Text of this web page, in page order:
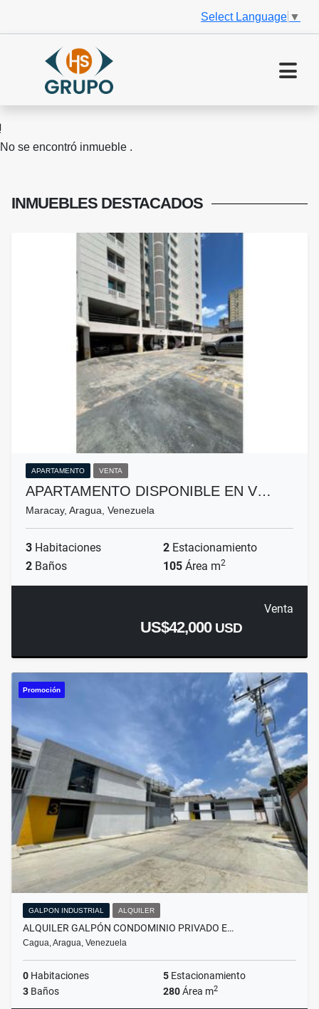
Select Language ▼
No se encontró inmueble .
INMUEBLES DESTACADOS
APARTAMENTO VENTA
APARTAMENTO DISPONIBLE EN V…
Maracay, Aragua, Venezuela
3 Habitaciones 2 Estacionamiento
2 Baños 105 Área m2
Venta
US$42,000 USD
Promoción
GALPON INDUSTRIAL ALQUILER
ALQUILER GALPÓN CONDOMINIO PRIVADO E…
Cagua, Aragua, Venezuela
0 Habitaciones 5 Estacionamiento
3 Baños 280Área m2